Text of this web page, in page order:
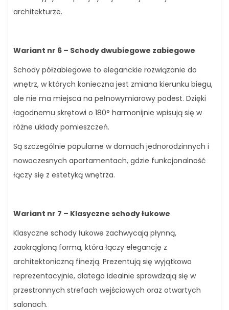
architekturze.
Wariant nr 6 – Schody dwubiegowe zabiegowe
Schody półzabiegowe to eleganckie rozwiązanie do
wnętrz, w których konieczna jest zmiana kierunku biegu,
ale nie ma miejsca na pełnowymiarowy podest. Dzięki
łagodnemu skrętowi o 180° harmonijnie wpisują się w
różne układy pomieszczeń.
Są szczególnie popularne w domach jednorodzinnych i
nowoczesnych apartamentach, gdzie funkcjonalność
łączy się z estetyką wnętrza.
Wariant nr 7 – Klasyczne schody łukowe
Klasyczne schody łukowe zachwycają płynną,
zaokrągloną formą, która łączy elegancję z
architektoniczną finezją. Prezentują się wyjątkowo
reprezentacyjnie, dlatego idealnie sprawdzają się w
przestronnych strefach wejściowych oraz otwartych
salonach.